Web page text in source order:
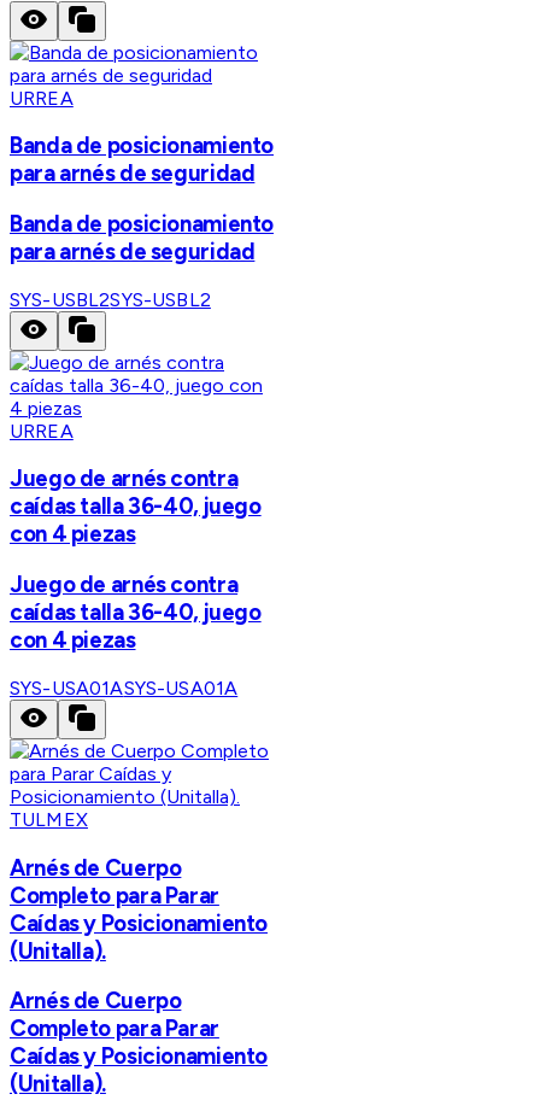
URREA
Banda de posicionamiento
para arnés de seguridad
Banda de posicionamiento
para arnés de seguridad
SYS-USBL2SYS-USBL2
URREA
Juego de arnés contra
caídas talla 36-40, juego
con 4 piezas
Juego de arnés contra
caídas talla 36-40, juego
con 4 piezas
SYS-USA01ASYS-USA01A
TULMEX
Arnés de Cuerpo
Completo para Parar
Caídas y Posicionamiento
(Unitalla).
Arnés de Cuerpo
Completo para Parar
Caídas y Posicionamiento
(Unitalla).